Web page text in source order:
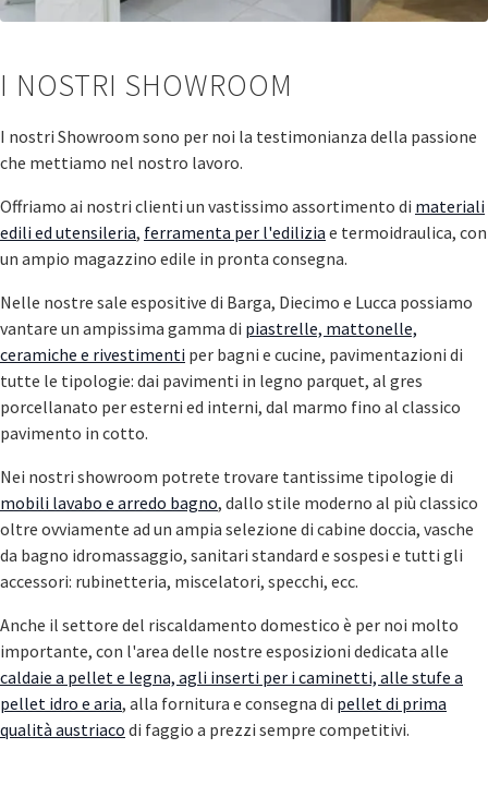
I NOSTRI SHOWROOM
I nostri Showroom sono per noi la testimonianza della passione
che mettiamo nel nostro lavoro.
Offriamo ai nostri clienti un vastissimo assortimento di materiali
edili ed utensileria, ferramenta per l'edilizia e termoidraulica, con
un ampio magazzino edile in pronta consegna.
Nelle nostre sale espositive di Barga, Diecimo e Lucca possiamo
vantare un ampissima gamma di piastrelle, mattonelle,
ceramiche e rivestimenti per bagni e cucine, pavimentazioni di
tutte le tipologie: dai pavimenti in legno parquet, al gres
porcellanato per esterni ed interni, dal marmo fino al classico
pavimento in cotto.
Nei nostri showroom potrete trovare tantissime tipologie di
mobili lavabo e arredo bagno, dallo stile moderno al più classico
oltre ovviamente ad un ampia selezione di cabine doccia, vasche
da bagno idromassaggio, sanitari standard e sospesi e tutti gli
accessori: rubinetteria, miscelatori, specchi, ecc.
Anche il settore del riscaldamento domestico è per noi molto
importante, con l'area delle nostre esposizioni dedicata alle
caldaie a pellet e legna, agli inserti per i caminetti, alle stufe a
pellet idro e aria, alla fornitura e consegna di pellet di prima
qualità austriaco di faggio a prezzi sempre competitivi.